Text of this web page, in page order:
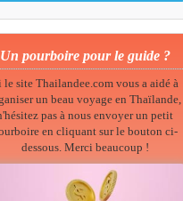
Un pourboire pour le guide ?
le site Thailandee.com vous a aidé à
un beau voyage en Thaïlande,
pas à nous envoyer un petit
en cliquant sur le bouton ci-
dessous. Merci beaucoup !